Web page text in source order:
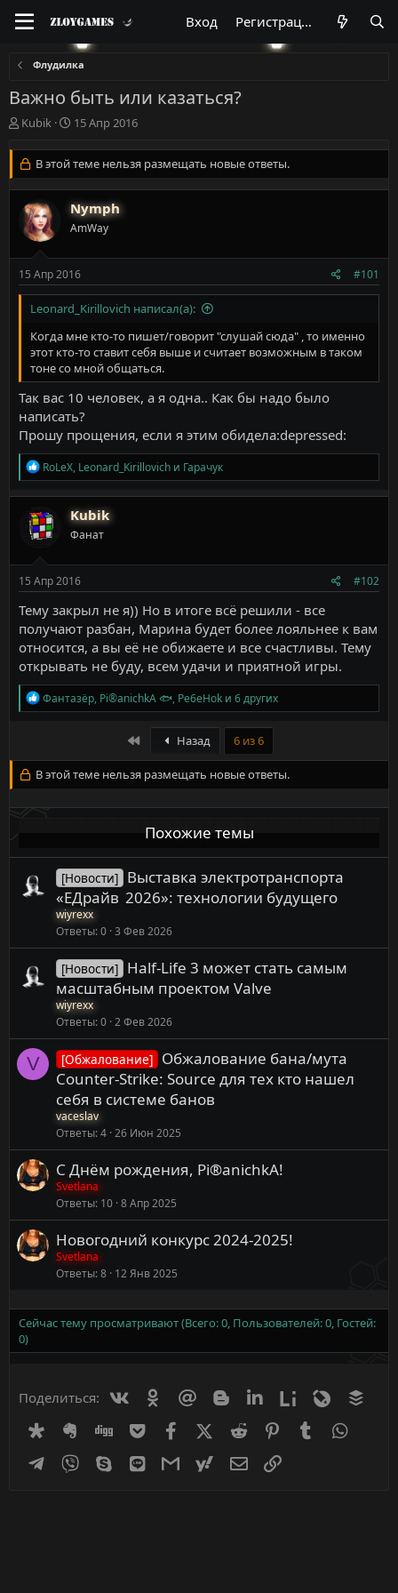
Вход Регистрация
Флудилка
Важно быть или казаться?
А
т
о
т
е
м
Kubik
Д
т
а
а
ч
а
15 Апр 2016
В этой теме нельзя размещать новые ответы.
Nymph
AmWay
15 Апр 2016 #101
Leonard_Kirillovich написал(а):
Когда мне кто-то пишет/говорит "слушай сюда" , то именно
этот кто-то ставит себя выше и считает возможным в таком
тоне со мной общаться.
Так вас 10 человек, а я одна.. Как бы надо было
написать?
Прошу прощения, если я этим обидела:depressed:
Р
е
а
ц
и
RoLeX, Leonard_Kirillovich и Гарачук
Kubik
Фанат
15 Апр 2016 #102
Тему закрыл не я)) Но в итоге всё решили - все
получают разбан, Марина будет более лояльнее к вам
относится, а вы её не обижаете и все счастливы. Тему
открывать не буду, всем удачи и приятной игры.
Р
е
и
Фантазёр, Pi®anichkA 🐟, Pe6eHok и 6 других
Назад 6 из 6
В этой теме нельзя размещать новые ответы.
Похожие темы
[Новости] Выставка электротранспорта
«ЕДрайв 2026»: технологии будущего
wiyrexx
Ответы 0 3 Фев 2026
[Новости] Half-Life 3 может стать самым
масштабным проектом Valve
wiyrexx
Ответы 0 2 Фев 2026
V [Обжалование] Обжалование бана/мута
Counter-Strike: Source для тех кто нашел
себя в системе банов
vaceslav
Ответы 4 26 Июн 2025
С Днём рождения, Pi®anichkA!
Svetlana
Ответы 10 8 Апр 2025
Новогодний конкурс 2024-2025!
Svetlana
Ответы 8 12 Янв 2025
Сейчас тему просматривают (Всего: 0, Пользователей: 0, Гостей:
0)
Поделиться: ВконтактеОдноклассники
Mail.ru BloggerLinkedinLiveinternet
Livejournal
DiasporaEvernoteDigg GetpocketFacebookX (Twitter)
Reddit PinterestTumblr
Telegram
Viber Skype Line GmailyahoomailЭлектронная почта